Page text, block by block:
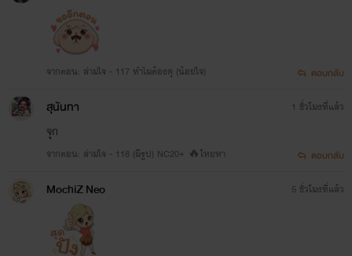
จากตอน: ล่ามใจ - 117 ทำไมต้องดุ (น้อยใจ) ตอบกลับ
สุนันทา
จุก
จากตอน: ล่ามใจ - 118 (มีรูป) NC20+ 🔥โหยหา
1 ชั่วโมงที่แล้ว
ตอบกลับ
MochiZ Neo 5 ชั่วโมงที่แล้ว